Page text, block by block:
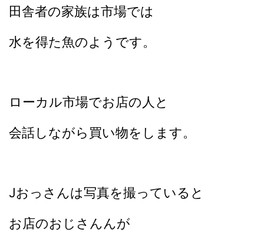
田舎者の家族は市場では
水を得た魚のようです。
ローカル市場でお店の人と
会話しながら買い物をします。
Jおっさんは写真を撮っていると
お店のおじさんんが